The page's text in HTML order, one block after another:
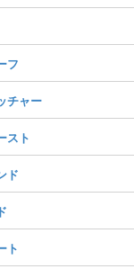
フ
チャー
スト
ド
ト